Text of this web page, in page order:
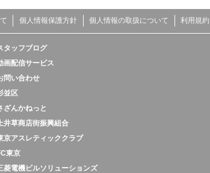
個人情報保護方針 個人情報の取扱について 利用規約
タッフブログ
画配信サービス
問い合わせ
並区
ざんかねっと
井草商店街振興組合
京アスレティッククラブ
東京
菱電機ビルソリューションズ